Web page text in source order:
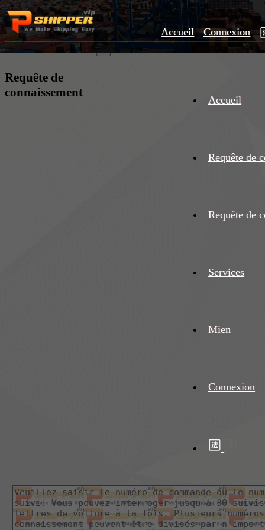
Accueil Connexion
Accueil
Requête de
Requête de
Services
Mien
Connexion
Requête de
connaissement